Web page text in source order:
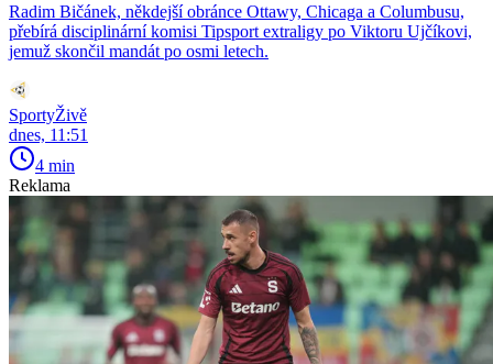
Radim Bičánek, někdejší obránce Ottawy, Chicaga a Columbusu,
přebírá disciplinární komisi Tipsport extraligy po Viktoru Ujčíkovi,
jemuž skončil mandát po osmi letech.
SportyŽivě
dnes, 11:51
4 min
Reklama